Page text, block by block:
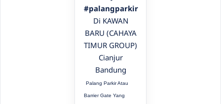
#palangparkir
Di KAWAN
BARU (CAHAYA
TIMUR GROUP)
Cianjur
Bandung
Palang Parkir Atau
Barrier Gate Yang